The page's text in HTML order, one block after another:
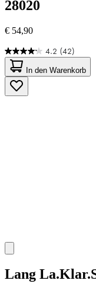
28020
€ 54,90
4.2 (42)
4.2
von
5
Sternen.
42
In den Warenkorb
Lang